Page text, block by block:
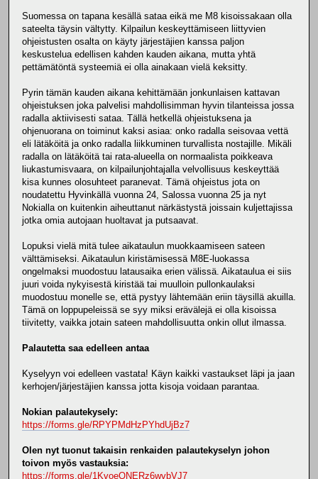
Suomessa on tapana kesällä sataa eikä me M8 kisoissakaan olla
sateelta täysin vältytty. Kilpailun keskeyttämiseen liittyvien
ohjeistusten osalta on käyty järjestäjien kanssa paljon
keskustelua edellisen kahden kauden aikana, mutta yhtä
pettämätöntä systeemiä ei olla ainakaan vielä keksitty.
Pyrin tämän kauden aikana kehittämään jonkunlaisen kattavan
ohjeistuksen joka palvelisi mahdollisimman hyvin tilanteissa jossa
radalla aktiivisesti sataa. Tällä hetkellä ohjeistuksena ja
ohjenuorana on toiminut kaksi asiaa: onko radalla seisovaa vettä
eli lätäköitä ja onko radalla liikkuminen turvallista nostajille. Mikäli
radalla on lätäköitä tai rata-alueella on normaalista poikkeava
liukastumisvaara, on kilpailunjohtajalla velvollisuus keskeyttää
kisa kunnes olosuhteet paranevat. Tämä ohjeistus jota on
noudatettu Hyvinkällä vuonna 24, Salossa vuonna 25 ja nyt
Nokialla on kuitenkin aiheuttanut närkästystä joissain kuljettajissa
jotka omia autojaan huoltavat ja putsaavat.
Lopuksi vielä mitä tulee aikataulun muokkaamiseen sateen
välttämiseksi. Aikataulun kiristämisessä M8E-luokassa
ongelmaksi muodostuu latausaika erien välissä. Aikataulua ei siis
juuri voida nykyisestä kiristää tai muulloin pullonkaulaksi
muodostuu monelle se, että pystyy lähtemään eriin täysillä akuilla.
Tämä on loppupeleissä se syy miksi erävälejä ei olla kisoissa
tiivitetty, vaikka jotain sateen mahdollisuutta onkin ollut ilmassa.
Palautetta saa edelleen antaa
Kyselyyn voi edelleen vastata! Käyn kaikki vastaukset läpi ja jaan
kerhojen/järjestäjien kanssa jotta kisoja voidaan parantaa.
Nokian palautekysely:
https://forms.gle/RPYPMdHzPYhdUjBz7
Olen nyt tuonut takaisin renkaiden palautekyselyn johon
toivon myös vastauksia:
https://forms.gle/1KvoeQNERz6wvbVJ7